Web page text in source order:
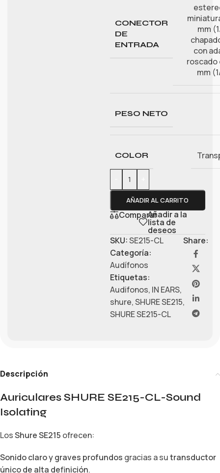
CONECTOR
DE
ENTRADA
mm
con
roscado
mm
PESO NETO
COLOR
AÑADIR AL CARRITO
CompararAñadir a la
lista de
deseos
SKU:SE215-CL
Categoría:
Audífonos
Etiquetas:
Audifonos, IN EARS,
shure,SHURE SE215,
SHURE SE215-CL
Share:
Descripción
Auriculares SHURE SE215-CL-Sound
Isolating
LosShure SE215 ofrecen:
Sonido claro y graves profundos gracias a sutransductor
único de alta definición.